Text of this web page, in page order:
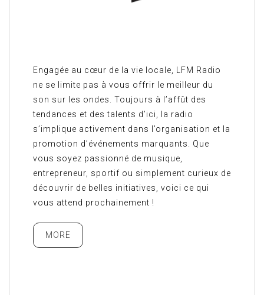
Engagée au cœur de la vie locale, LFM Radio
ne se limite pas à vous offrir le meilleur du
son sur les ondes. Toujours à l’affût des
tendances et des talents d’ici, la radio
s’implique activement dans l’organisation et la
promotion d’événements marquants. Que
vous soyez passionné de musique,
entrepreneur, sportif ou simplement curieux de
découvrir de belles initiatives, voici ce qui
vous attend prochainement !
MORE